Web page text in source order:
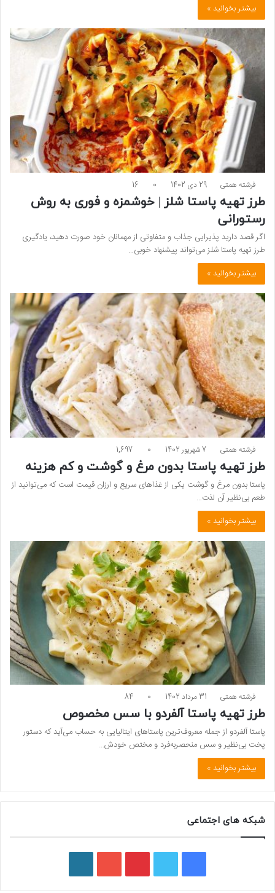
بیشتر بخوانید »
فرشته همتی 29 دی 1402 0
16
طرز تهیه پاستا شلز | خوشمزه و فوری به روش
رستورانی
اگر قصد دارید پذیرایی جذاب و متفاوتی از مهمانان خود صورت دهید، یادگیری
طرز تهیه پاستا شلز می‌تواند پیشنهاد خوبی…
بیشتر بخوانید »
فرشته همتی 7 شهریور 1402 0
1,697
طرز تهیه پاستا بدون مرغ و گوشت و کم هزینه
پاستا بدون مرغ و گوشت یکی از غذاهای سریع و ارزان قیمت است که می‌توانید از
طعم بی‌نظیر آن لذت…
بیشتر بخوانید »
فرشته همتی 31 مرداد 1402 0
84
طرز تهیه پاستا آلفردو با سس مخصوص
پاستا آلفردو از جمله معروف‌ترین پاستاهای ایتالیایی به حساب می‌آید که دستور
پخت بی‌نظیر و سس منحصربه‌فرد و مختص خودش…
بیشتر بخوانید »
شبکه های اجتماعی
ی
و
ی
و
ر